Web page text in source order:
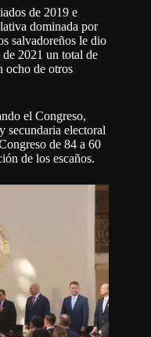
de 2019 e
dominada por
salvadoreños le dio
2021 un total de
ocho de otros
el Congreso,
secundaria electoral
de 84 a 60
de los escaños.